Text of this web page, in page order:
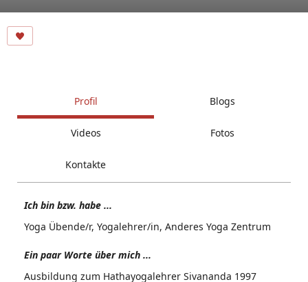
Profil Blogs
Videos Fotos
Kontakte
Ich bin bzw. habe ...
Yoga Übende/r, Yogalehrer/in, Anderes Yoga Zentrum
Ein paar Worte über mich ...
Ausbildung zum Hathayogalehrer Sivananda 1997